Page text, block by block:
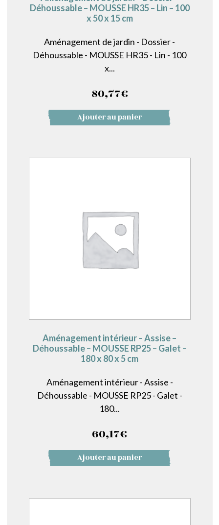
Déhoussable – MOUSSE HR35 – Lin – 100
x 50 x 15 cm
Aménagement de jardin - Dossier -
Déhoussable - MOUSSE HR35 - Lin - 100
x...
80,77€
Ajouter au panier
Aménagement intérieur – Assise –
Déhoussable – MOUSSE RP25 – Galet –
180 x 80 x 5 cm
Aménagement intérieur - Assise -
Déhoussable - MOUSSE RP25 - Galet -
180...
60,17€
Ajouter au panier